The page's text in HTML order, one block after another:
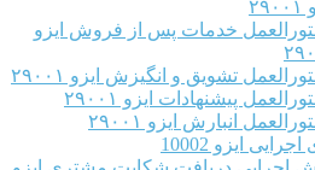
خدمات پس از فروش ایزو
تشویق و انگیزش ایزو ۲۹۰۰۱
پیشنهادات ایزو ۲۹۰۰۱
انبارش ایزو ۲۹۰۰۱
ایزو 10002